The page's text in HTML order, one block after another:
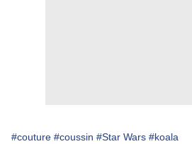
#couture #coussin #Star Wars #koala